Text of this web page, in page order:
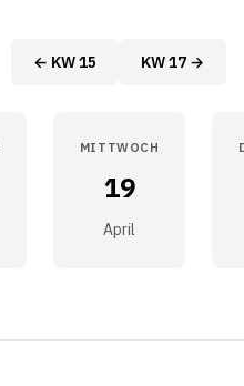
← KW 15 KW 17 →
MITTWOCH
19
April